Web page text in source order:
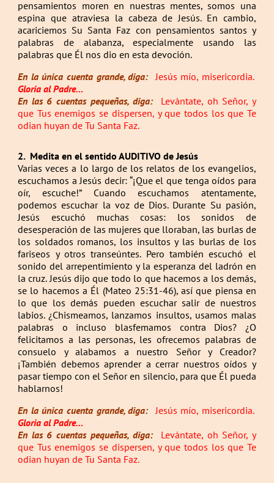
pensamientos moren en nuestras mentes, somos una
espina que atraviesa la cabeza de Jesús. En cambio,
acariciemos Su Santa Faz con pensamientos santos y
palabras de alabanza, especialmente usando las
palabras que Él nos dio en esta devoción.
En la única cuenta grande, diga:Jesús mío, misericordia.
Gloria al Padre…
En las 6 cuentas pequeñas, diga:
Levántate, oh Señor, y
que Tus enemigos se dispersen, y que todos los que Te
odian huyan de Tu Santa Faz.
2. Medita en el sentido AUDITIVO de Jesús
Varias veces a lo largo de los relatos de los evangelios,
escuchamos a Jesús decir: “¡Que el que tenga oídos para
oír, escuche!” Cuando escuchamos atentamente,
podemos escuchar la voz de Dios. Durante Su pasión,
Jesús escuchó muchas cosas: los sonidos de
desesperación de las mujeres que lloraban, las burlas de
los soldados romanos, los insultos y las burlas de los
fariseos y otros transeúntes. Pero también escuchó el
sonido del arrepentimiento y la esperanza del ladrón en
la cruz. Jesús dijo que todo lo que hacemos a los demás,
se lo hacemos a Él (Mateo 25:31-46), así que piensa en
lo que los demás pueden escuchar salir de nuestros
labios. ¿Chismeamos, lanzamos insultos, usamos malas
palabras o incluso blasfemamos contra Dios? ¿O
felicitamos a las personas, les ofrecemos palabras de
consuelo y alabamos a nuestro Señor y Creador?
¡También debemos aprender a cerrar nuestros oídos y
pasar tiempo con el Señor en silencio, para que Él pueda
hablarnos!
En la única cuenta grande, diga:Jesús mío, misericordia.
Gloria al Padre…
En las 6 cuentas pequeñas, diga:
Levántate, oh Señor, y
que Tus enemigos se dispersen, y que todos los que Te
odian huyan de Tu Santa Faz.